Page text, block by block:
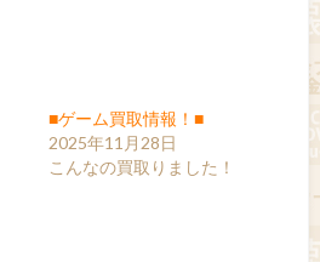
■ゲーム買取情報！■
2025年11月28日
こんなの買取りました！